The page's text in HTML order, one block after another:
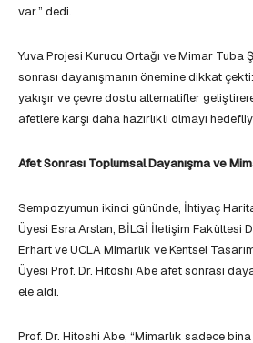
var.” dedi.
Yuva Projesi Kurucu Ortağı ve Mimar Tuba
sonrası dayanışmanın önemine dikkat
yakışır ve çevre dostu alternatifler
afetlere karşı daha hazırlıklı olmayı
Afet Sonrası Toplumsal Dayanışma ve
Sempozyumun ikinci gününde, İhtiyaç
Üyesi Esra Arslan, BİLGİ İletişim Fakültesi
Erhart ve UCLA Mimarlık ve Kentsel
Üyesi Prof. Dr. Hitoshi Abe afet sonrası
ele aldı.
Prof. Dr. Hitoshi Abe, “Mimarlık sadece